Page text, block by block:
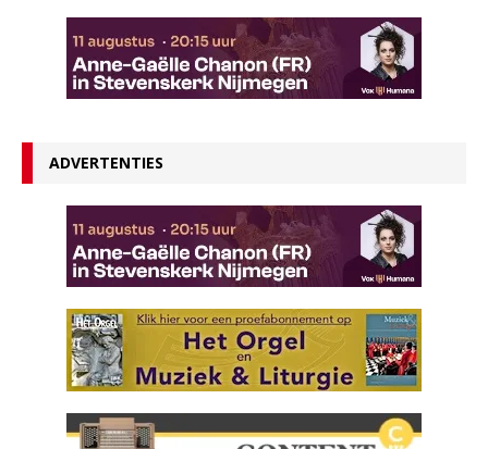
ADVERTENTIES